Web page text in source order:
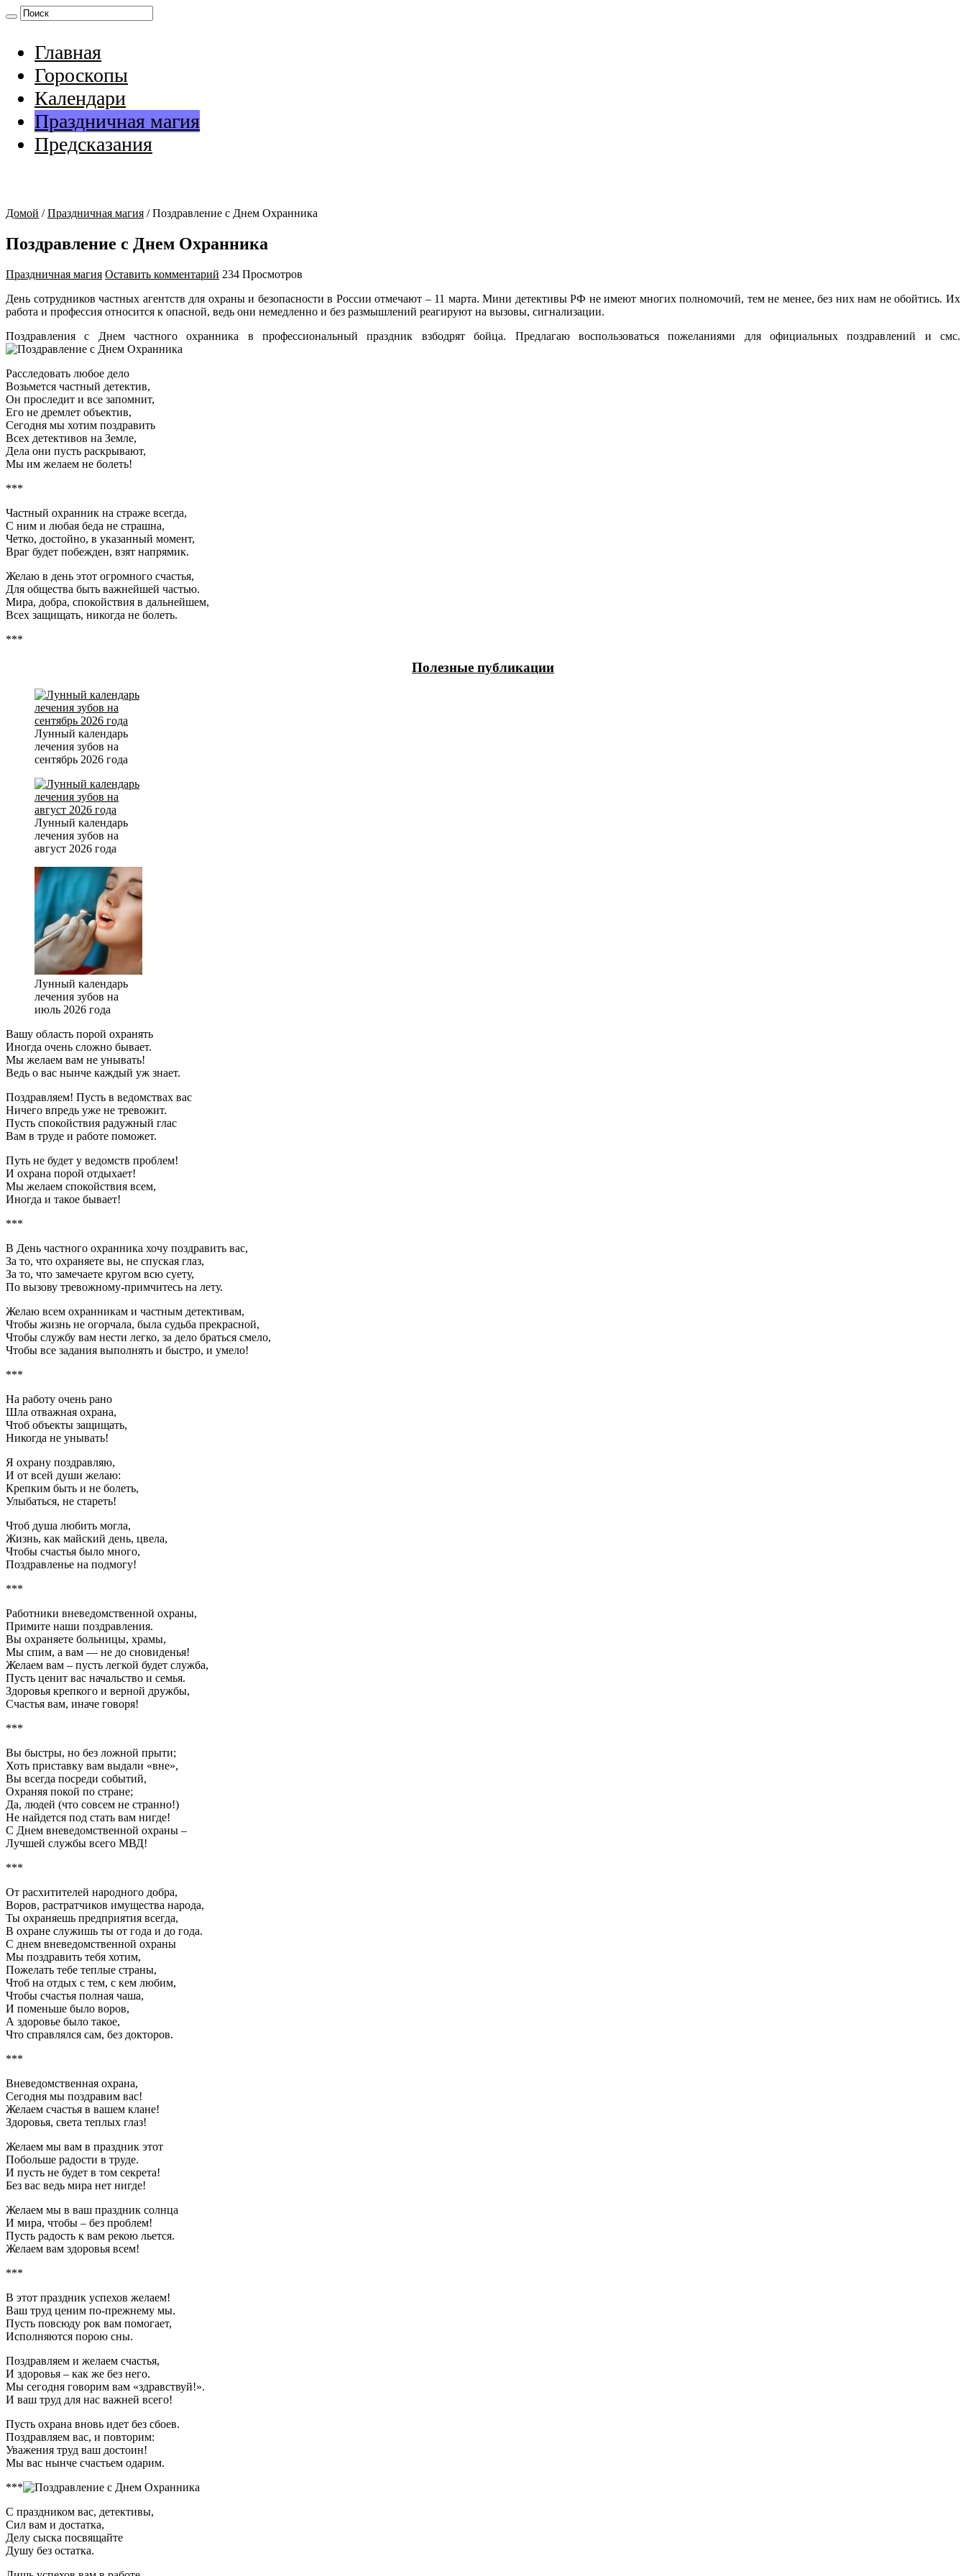
Главная
Гороскопы
Календари
Праздничная магия
Предсказания
Домой / Праздничная магия / Поздравление с Днем Охранника
Поздравление с Днем Охранника
Праздничная магия Оставить комментарий 234 Просмотров
День сотрудников частных агентств для охраны и безопасности в России отмечают – 11 марта. Мини детективы РФ не имеют многих полномочий, тем не менее, без них нам не обойтись. Их
работа и профессия относится к опасной, ведь они немедленно и без размышлений реагируют на вызовы, сигнализации.
Поздравления с Днем частного охранника в профессиональный праздник взбодрят бойца. Предлагаю воспользоваться пожеланиями для официальных поздравлений и смс.
Расследовать любое дело
Возьмется частный детектив,
Он проследит и все запомнит,
Его не дремлет объектив,
Сегодня мы хотим поздравить
Всех детективов на Земле,
Дела они пусть раскрывают,
Мы им желаем не болеть!
***
Частный охранник на страже всегда,
С ним и любая беда не страшна,
Четко, достойно, в указанный момент,
Враг будет побежден, взят напрямик.
Желаю в день этот огромного счастья,
Для общества быть важнейшей частью.
Мира, добра, спокойствия в дальнейшем,
Всех защищать, никогда не болеть.
***
Полезные публикации
Лунный календарь
лечения зубов на
сентябрь 2026 года
Лунный календарь
лечения зубов на
август 2026 года
Лунный календарь
лечения зубов на
июль 2026 года
Вашу область порой охранять
Иногда очень сложно бывает.
Мы желаем вам не унывать!
Ведь о вас нынче каждый уж знает.
Поздравляем! Пусть в ведомствах вас
Ничего впредь уже не тревожит.
Пусть спокойствия радужный глас
Вам в труде и работе поможет.
Путь не будет у ведомств проблем!
И охрана порой отдыхает!
Мы желаем спокойствия всем,
Иногда и такое бывает!
***
В День частного охранника хочу поздравить вас,
За то, что охраняете вы, не спуская глаз,
За то, что замечаете кругом всю суету,
По вызову тревожному-примчитесь на лету.
Желаю всем охранникам и частным детективам,
Чтобы жизнь не огорчала, была судьба прекрасной,
Чтобы службу вам нести легко, за дело браться смело,
Чтобы все задания выполнять и быстро, и умело!
***
На работу очень рано
Шла отважная охрана,
Чтоб объекты защищать,
Никогда не унывать!
Я охрану поздравляю,
И от всей души желаю:
Крепким быть и не болеть,
Улыбаться, не стареть!
Чтоб душа любить могла,
Жизнь, как майский день, цвела,
Чтобы счастья было много,
Поздравленье на подмогу!
***
Работники вневедомственной охраны,
Примите наши поздравления.
Вы охраняете больницы, храмы,
Мы спим, а вам — не до сновиденья!
Желаем вам – пусть легкой будет служба,
Пусть ценит вас начальство и семья.
Здоровья крепкого и верной дружбы,
Счастья вам, иначе говоря!
***
Вы быстры, но без ложной прыти;
Хоть приставку вам выдали «вне»,
Вы всегда посреди событий,
Охраняя покой по стране;
Да, людей (что совсем не странно!)
Не найдется под стать вам нигде!
С Днем вневедомственной охраны –
Лучшей службы всего МВД!
***
От расхитителей народного добра,
Воров, растратчиков имущества народа,
Ты охраняешь предприятия всегда,
В охране служишь ты от года и до года.
С днем вневедомственной охраны
Мы поздравить тебя хотим,
Пожелать тебе теплые страны,
Чтоб на отдых с тем, с кем любим,
Чтобы счастья полная чаша,
И поменьше было воров,
А здоровье было такое,
Что справлялся сам, без докторов.
***
Вневедомственная охрана,
Сегодня мы поздравим вас!
Желаем счастья в вашем клане!
Здоровья, света теплых глаз!
Желаем мы вам в праздник этот
Побольше радости в труде.
И пусть не будет в том секрета!
Без вас ведь мира нет нигде!
Желаем мы в ваш праздник солнца
И мира, чтобы – без проблем!
Пусть радость к вам рекою льется.
Желаем вам здоровья всем!
***
В этот праздник успехов желаем!
Ваш труд ценим по-прежнему мы.
Пусть повсюду рок вам помогает,
Исполняются порою сны.
Поздравляем и желаем счастья,
И здоровья – как же без него.
Мы сегодня говорим вам «здравствуй!».
И ваш труд для нас важней всего!
Пусть охрана вновь идет без сбоев.
Поздравляем вас, и повторим:
Уважения труд ваш достоин!
Мы вас нынче счастьем одарим.
***
С праздником вас, детективы,
Сил вам и достатка,
Делу сыска посвящайте
Душу без остатка.